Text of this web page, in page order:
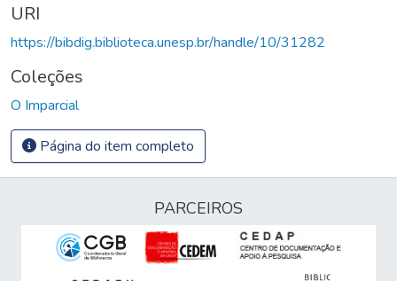
URI
https://bibdig.biblioteca.unesp.br/handle/10/31282
Coleções
O Imparcial
Página do item completo
PARCEIROS